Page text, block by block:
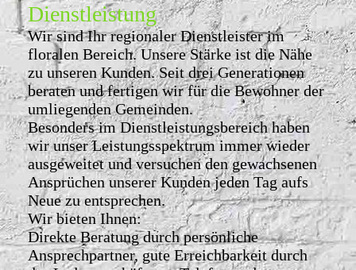
Dienstleistung
Wir sind Ihr regionaler Dienstleister im
floralen Bereich. Unsere Stärke ist die Nähe
zu unseren Kunden. Seit drei Generationen
beraten und fertigen wir für die Bewohner der
umliegenden Gemeinden.
Besonders im Dienstleistungsbereich haben
wir unser Leistungsspektrum immer wieder
ausgeweitet und versuchen den gewachsenen
Ansprüchen unserer Kunden jeden Tag aufs
Neue zu entsprechen.
Wir bieten Ihnen:
Direkte Beratung durch persönliche
Ansprechpartner, gute Erreichbarkeit durch